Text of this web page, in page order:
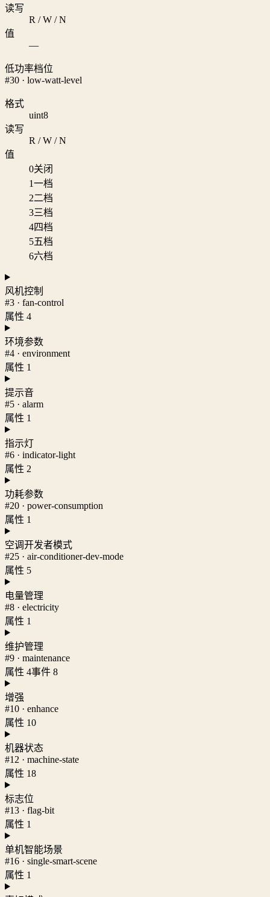
读写
R / W / N
值
—
低功率档位
#30 · low-watt-level
格式
uint8
读写
R / W / N
值
0关闭
1一档
2二档
3三档
4四档
5五档
6六档
风机控制
#3 · fan-control
属性 4
环境参数
#4 · environment
属性 1
提示音
#5 · alarm
属性 1
指示灯
#6 · indicator-light
属性 2
功耗参数
#20 · power-consumption
属性 1
空调开发者模式
#25 · air-conditioner-dev-mode
属性 5
电量管理
#8 · electricity
属性 1
维护管理
#9 · maintenance
属性 4事件 8
增强
#10 · enhance
属性 10
机器状态
#12 · machine-state
属性 18
标志位
#13 · flag-bit
属性 1
单机智能场景
#16 · single-smart-scene
属性 1